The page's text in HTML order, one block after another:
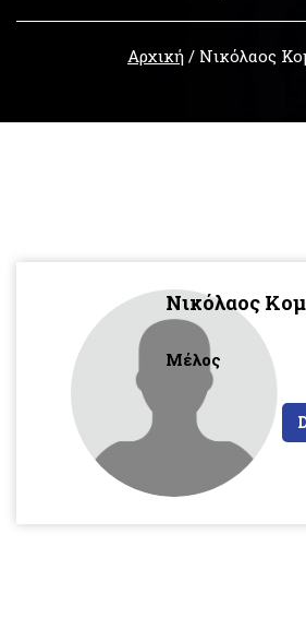
Αρχική / Νικόλαος
Νικόλαος
Μέλος